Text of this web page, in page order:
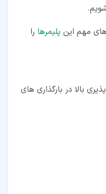
مهم این پلیمرها را
بالا در بارگذاری های